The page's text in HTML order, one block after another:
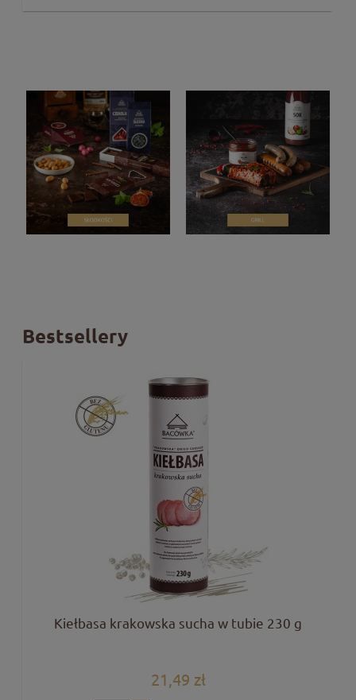
Bestsellery
Kiełbasa krakowska sucha w tubie 230 g
21,49 zł